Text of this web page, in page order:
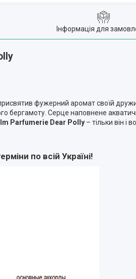
Інформація для
фужерний аромат своїй
бергамоту. Серце наповнене
Parfumerie Dear Polly – тільки він і
по всій Україні!